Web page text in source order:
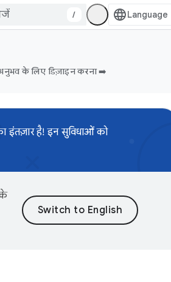
/
के लिए डिज़ाइन करना ➡️
इंतज़ार है! इन सुविधाओं को